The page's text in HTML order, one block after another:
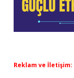
Reklam ve İletişim: